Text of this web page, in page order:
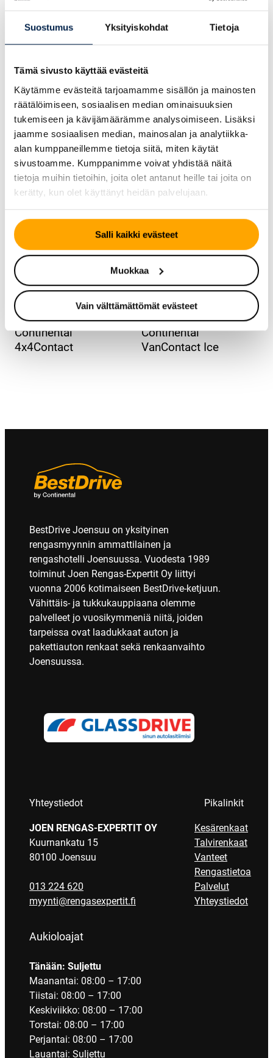
Suostumus Yksityiskohdat Tietoja
Tämä sivusto käyttää evästeitä
Käytämme evästeitä tarjoamamme sisällön ja mainosten
räätälöimiseen, sosiaalisen median ominaisuuksien
tukemiseen ja kävijämäärämme analysoimiseen. Lisäksi
jaamme sosiaalisen median, mainosalan ja analytiikka-
alan kumppaneillemme tietoja siitä, miten käytät
sivustoamme. Kumppanimme voivat yhdistää näitä
tietoja muihin tietoihin, joita olet antanut heille tai joita on
kerätty, kun olet käyttänyt heidän palvelujaan.
Salli kaikki evästeet
Muokkaa
Vain välttämättömät evästeet
KESÄRENGAS
Continental
AllSeasonContact
ContiSeal
TALVIRENGAS – KITKA
Continental
VanContact Viking
KESÄRENGAS
Continental
4x4Contact
Continental
VanContact Ice
BestDrive Joensuu on yksityinen
rengasmyynnin ammattilainen ja
rengashotelli Joensuussa. Vuodesta 1989
toiminut Joen Rengas-Expertit Oy liittyi
vuonna 2006 kotimaiseen BestDrive-ketjuun.
Vähittäis- ja tukkukauppiaana olemme
palvelleet jo vuosikymmeniä niitä, joiden
tarpeissa ovat laadukkaat auton ja
pakettiauton renkaat sekä renkaanvaihto
Joensuussa.
Yhteystiedot
JOEN RENGAS-EXPERTIT OY
Kuurnankatu 15
80100 Joensuu
013 224 620
myynti@rengasexpertit.fi
Aukioloajat
Tänään: Suljettu
Maanantai: 08:00 – 17:00
Tiistai: 08:00 – 17:00
Keskiviikko: 08:00 – 17:00
Torstai: 08:00 – 17:00
Perjantai: 08:00 – 17:00
Lauantai: Suljettu
Pikalinkit
Kesärenkaat
Talvirenkaat
Vanteet
Rengastietoa
Palvelut
Yhteystiedot